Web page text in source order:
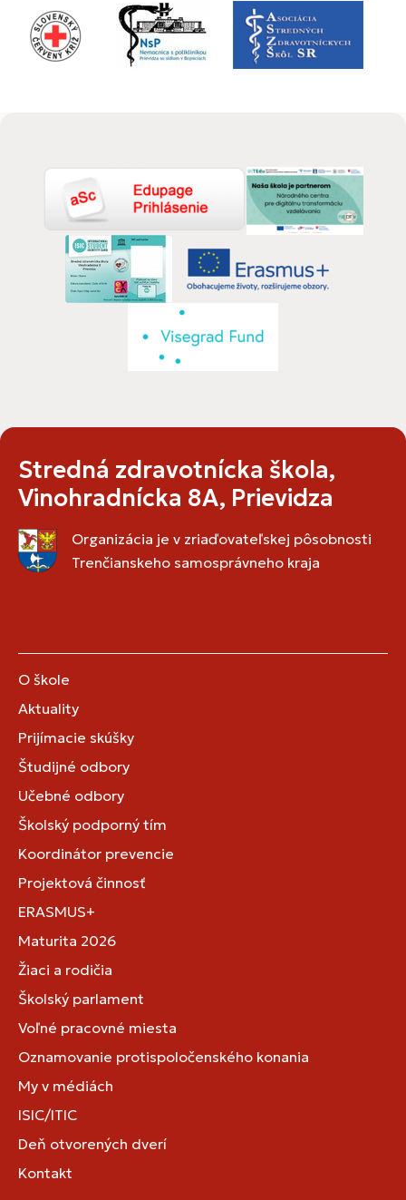
Stredná zdravotnícka škola,
Vinohradnícka 8A, Prievidza
Organizácia je v zriaďovateľskej pôsobnosti
Trenčianskeho samosprávneho kraja
O škole
Aktuality
Prijímacie skúšky
Študijné odbory
Učebné odbory
Školský podporný tím
Koordinátor prevencie
Projektová činnosť
ERASMUS+
Maturita 2026
Žiaci a rodičia
Školský parlament
Voľné pracovné miesta
Oznamovanie protispoločenského konania
My v médiách
ISIC/ITIC
Deň otvorených dverí
Kontakt